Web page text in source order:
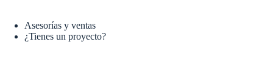
Asesorías y ventas
¿Tienes un proyecto?